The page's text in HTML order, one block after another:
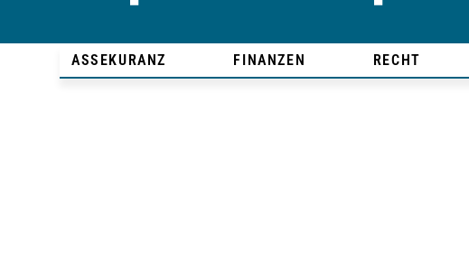
ASSEKURANZ FINANZEN RECHT